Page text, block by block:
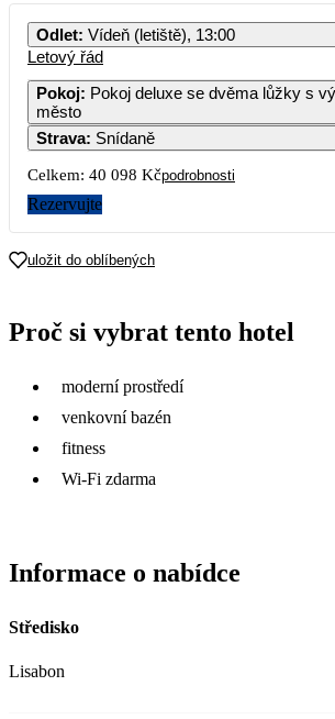
PO ÚT ST ČT PÁ
3 4 5 6 7
10 11 12
17
20 049
18
22 499
19 20 21
Odlet: Vídeň (letiště), 13:00
Letový řád
Pokoj: Pokoj deluxe se dvěma lůžky s
město
Strava: Snídaně
Celkem: 40 098 Kčpodrobnosti
Rezervujte
uložit do oblíbených
Proč si vybrat tento hotel
moderní prostředí
venkovní bazén
fitness
Wi-Fi zdarma
Informace o nabídce
Středisko
Lisabon